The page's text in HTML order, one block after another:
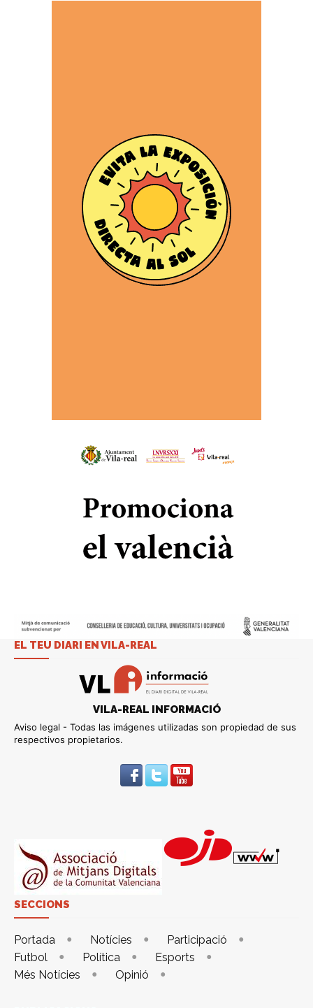
EL TEU DIARI EN VILA-REAL
VILA-REAL INFORMACIÓ
Aviso legal - Todas las imágenes utilizadas son propiedad de sus
respectivos propietarios.
SECCIONS
Portada Notícies
Participació
Futbol
Política
Esports
Més Notícies
Opinió